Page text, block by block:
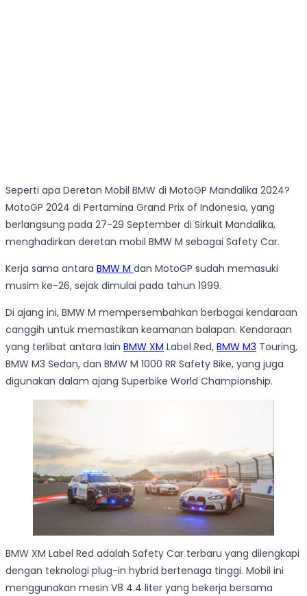
Seperti apa Deretan Mobil BMW di MotoGP Mandalika 2024?
MotoGP 2024 di Pertamina Grand Prix of Indonesia, yang
berlangsung pada 27-29 September di Sirkuit Mandalika,
menghadirkan deretan mobil BMW M sebagai Safety Car.
Kerja sama antara BMW M dan MotoGP sudah memasuki
musim ke-26, sejak dimulai pada tahun 1999.
Di ajang ini, BMW M mempersembahkan berbagai kendaraan
canggih untuk memastikan keamanan balapan. Kendaraan
yang terlibat antara lain BMW XM Label Red, BMW M3 Touring,
BMW M3 Sedan, dan BMW M 1000 RR Safety Bike, yang juga
digunakan dalam ajang Superbike World Championship.
BMW XM Label Red adalah Safety Car terbaru yang dilengkapi
dengan teknologi plug-in hybrid bertenaga tinggi. Mobil ini
menggunakan mesin V8 4.4 liter yang bekerja bersama